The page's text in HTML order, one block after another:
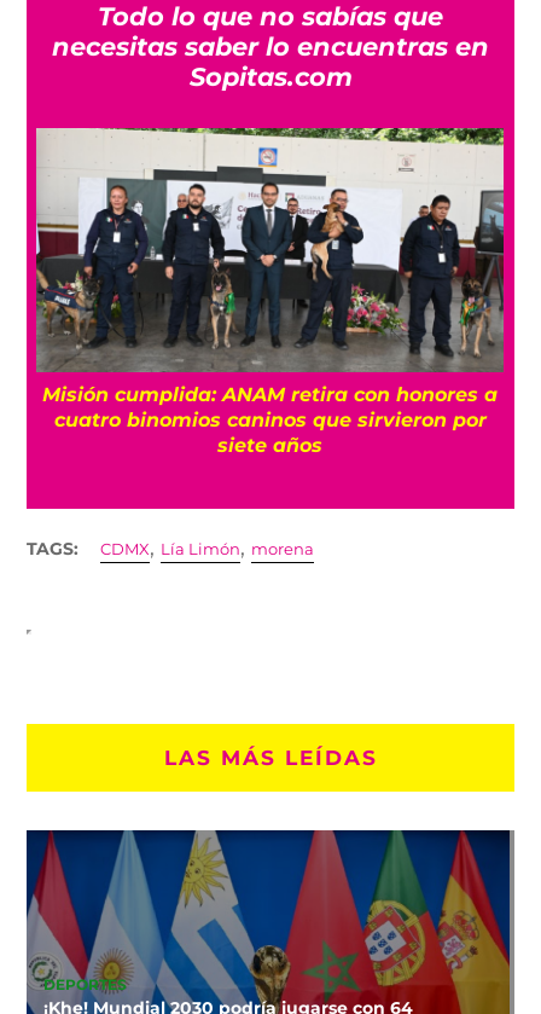
Todo lo que no sabías que
necesitas saber lo encuentras en
Sopitas.com
Misión cumplida: ANAM retira con honores a
cuatro binomios caninos que sirvieron por
siete años
TAGS: CDMX, Lía Limón, morena
LAS MÁS LEÍDAS
DEPORTES
¡Khe! Mundial 2030 podría jugarse con 64